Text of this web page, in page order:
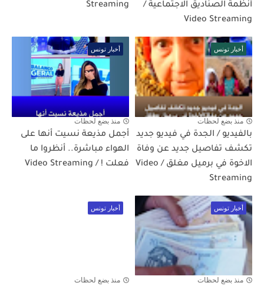
أنظمة الصناديق الاجتماعية /
Video Streaming
Streaming
أخبار تونس
منذ بضع لحظات
بالفيديو / الجدة في فيديو جديد
تكشف تفاصيل جديد عن وفاة
الاخوة في برميل مغلق / Video
Streaming
أخبار تونس
منذ بضع لحظات
أجمل مذيعة نسيت أنها على
الهواء مباشرة.. أنظروا ما
فعلت ! / Video Streaming
أخبار تونس
منذ بضع لحظات
أخبار تونس
منذ بضع لحظات